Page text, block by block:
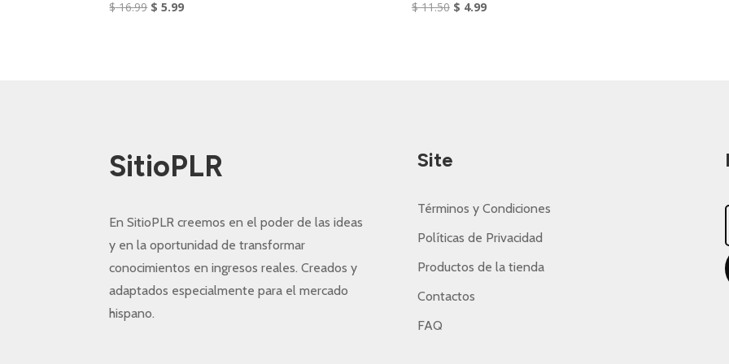
$16.99 El
$ 5.99El
$11.50 El
$ 4.99El
SitioPLR
En SitioPLR creemos en el poder de las ideas
y en la oportunidad de transformar
conocimientos en ingresos reales. Creados y
adaptados especialmente para el mercado
hispano.
Site
Términos y Condiciones
Políticas de Privacidad
Productos de la tienda
Contactos
FAQ